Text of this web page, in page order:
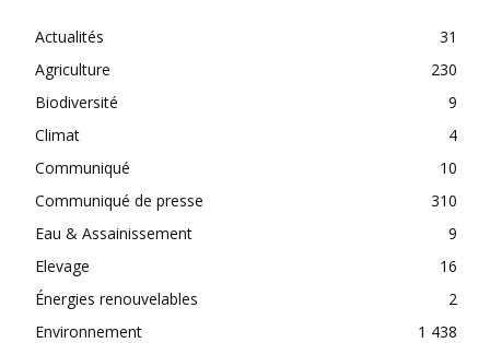
Actualités
31
Agriculture
230
Biodiversité
9
Climat
4
Communiqué
10
Communiqué de presse
310
Eau & Assainissement
9
Elevage
16
Énergies renouvelables
2
Environnement
1 438